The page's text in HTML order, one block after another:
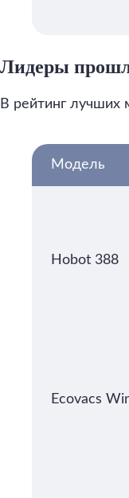
Лидеры
В рейтинг лучших
Модель
Hobot 388
Ecovacs